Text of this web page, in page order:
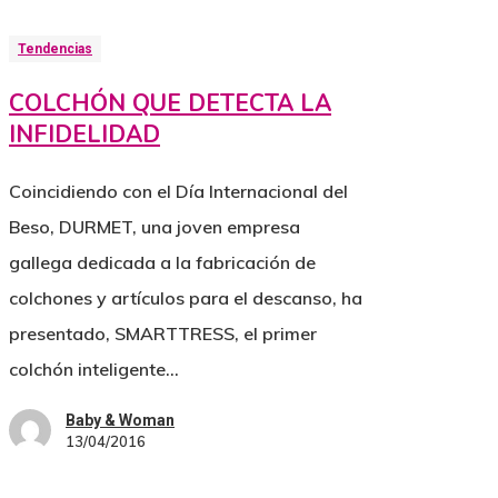
Tendencias
COLCHÓN QUE DETECTA LA
INFIDELIDAD
Coincidiendo con el Día Internacional del
Beso, DURMET, una joven empresa
gallega dedicada a la fabricación de
colchones y artículos para el descanso, ha
presentado, SMARTTRESS, el primer
colchón inteligente…
Baby & Woman
13/04/2016